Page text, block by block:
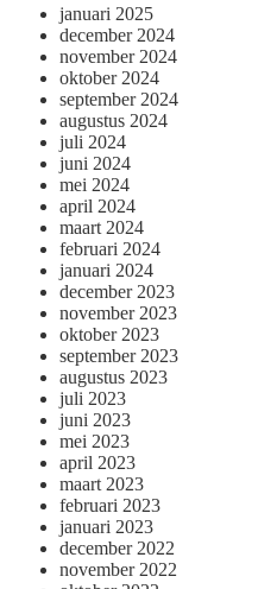
januari 2025
december 2024
november 2024
oktober 2024
september 2024
augustus 2024
juli 2024
juni 2024
mei 2024
april 2024
maart 2024
februari 2024
januari 2024
december 2023
november 2023
oktober 2023
september 2023
augustus 2023
juli 2023
juni 2023
mei 2023
april 2023
maart 2023
februari 2023
januari 2023
december 2022
november 2022